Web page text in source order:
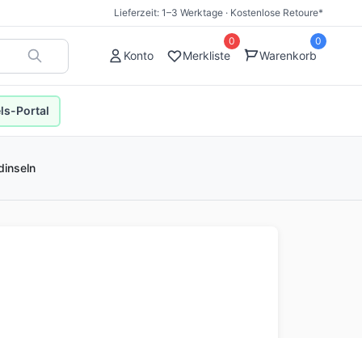
Lieferzeit: 1–3 Werktage · Kostenlose Retoure*
Konto Merkliste
0
Warenkorb
0
Portal